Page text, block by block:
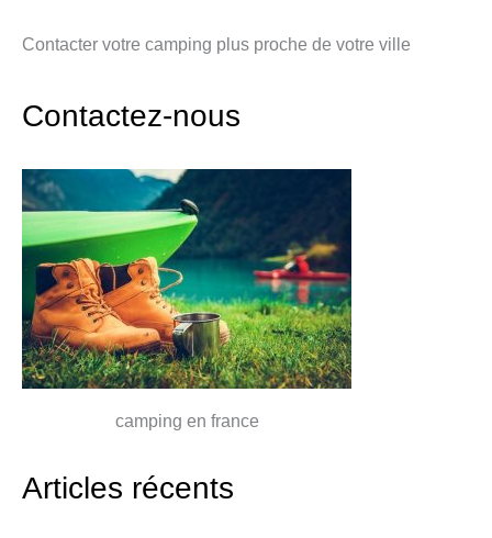
Contacter votre camping plus proche de votre ville
Contactez-nous
camping en france
Articles récents